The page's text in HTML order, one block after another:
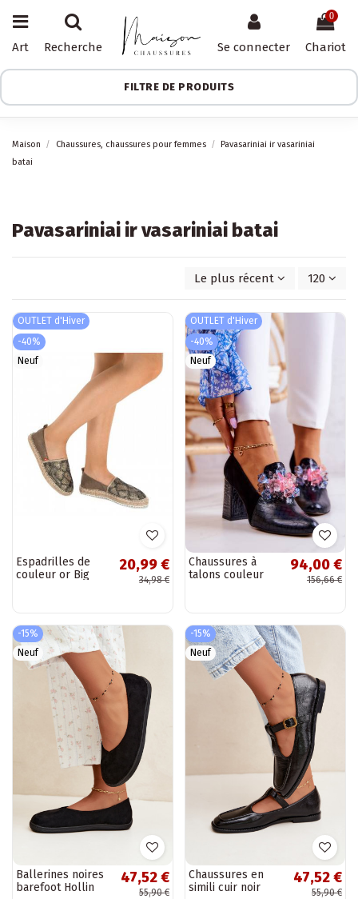
Art Recherche Se connecter
0
Chariot
FILTRE DE PRODUITS
Maison Chaussures, chaussures pour femmes
Pavasariniai ir vasariniai
batai
Pavasariniai ir vasariniai batai
Le plus récent d'abord
120
OUTLET d'Hiver
-40%
Neuf
Espadrilles de
couleur or Big
20,99 €
34,98 €
OUTLET d'Hiver
-40%
Neuf
Chaussures à
talons couleur
94,00 €
156,66 €
-15%
Neuf
Ballerines noires
barefoot Hollin
47,52 €
55,90 €
-15%
Neuf
Chaussures en
simili cuir noir
47,52 €
55,90 €